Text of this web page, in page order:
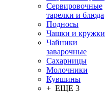
Сервировочные
тарелки и блюда
Подносы
Чашки и кружки
Чайники
заварочные
Сахарницы
Молочники
Кувшины
+ ЕЩЕ 3